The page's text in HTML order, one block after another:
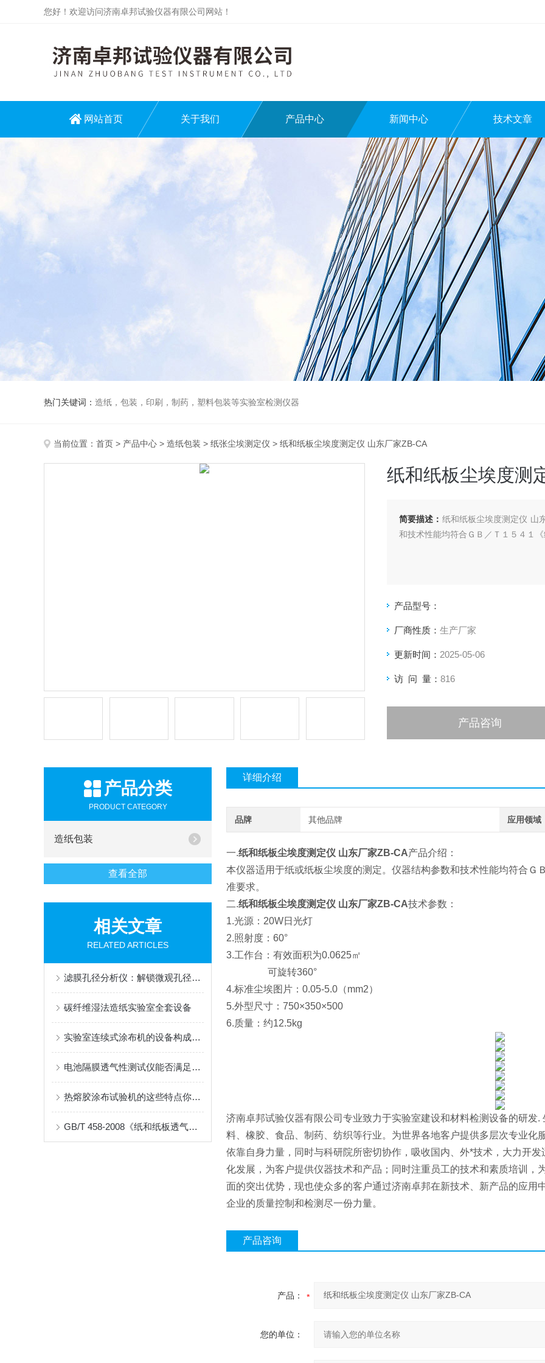
您好！欢迎访问济南卓邦试验仪器有限公司网站！
网站首页 关于我们 产品中心 新闻中心 技术文章
热门关键词： 造纸，包装，印刷，制药，塑料包装等实验室检测仪器
当前位置： 首页 > 产品中心 > 造纸包装 > 纸张尘埃测定仪 > 纸和纸板尘埃度测定仪 山东厂家ZB-CA
纸和纸板尘埃度测
简要描述： 纸和纸板尘埃度测定仪 山
和技术性能均符合ＧＢ／Ｔ１５４１
产品型号：
厂商性质： 生产厂家
更新时间： 2025-05-06
访 问 量： 816
产品咨询
产品分类
PRODUCT CATEGORY
造纸包装
查看全部
相关文章
RELATED ARTICLES
滤膜孔径分析仪：解锁微观孔径奥秘的操作指南
碳纤维湿法造纸实验室全套设备
实验室连续式涂布机的设备构成是怎样的？
电池隔膜透气性测试仪能否满足新能源行业的特殊要求？
热熔胶涂布试验机的这些特点你都了解吗？
GB/T 458-2008《纸和纸板透气度的测定》标准解读及AT-TQ-11测试仪应用
详细介绍
品牌 其他品牌 应用领域
一.纸和纸板尘埃度测定仪 山东厂家ZB-CA产品介绍：
本仪器适用于纸或纸板尘埃度的测定。仪器结构参数和技术性能均符合Ｇ
准要求。
二.纸和纸板尘埃度测定仪 山东厂家ZB-CA技术参数：
1.光源：20W日光灯
2.照射度：60°
3.工作台：有效面积为0.0625㎡
可旋转360°
4.标准尘埃图片：0.05-5.0（mm2）
5.外型尺寸：750×350×500
6.质量：约12.5kg
济南卓邦试验仪器有限公司专业致力于实验室建设和材料检测设备的研发
料、橡胶、食品、制药、纺织等行业。为世界各地客户提供多层次专业化
依靠自身力量，同时与科研院所密切协作，吸收国内、外*技术，大力开
化发展，为客户提供仪器技术和产品；同时注重员工的技术和素质培训，
面的突出优势，现也使众多的客户通过济南卓邦在新技术、新产品的应用
企业的质量控制和检测尽一份力量。
产品咨询
产品：
您的单位：